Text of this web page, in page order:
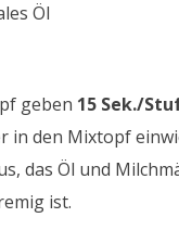
Öl
geben 15 Sek./
in den Mixtopf
das Öl und
ist.